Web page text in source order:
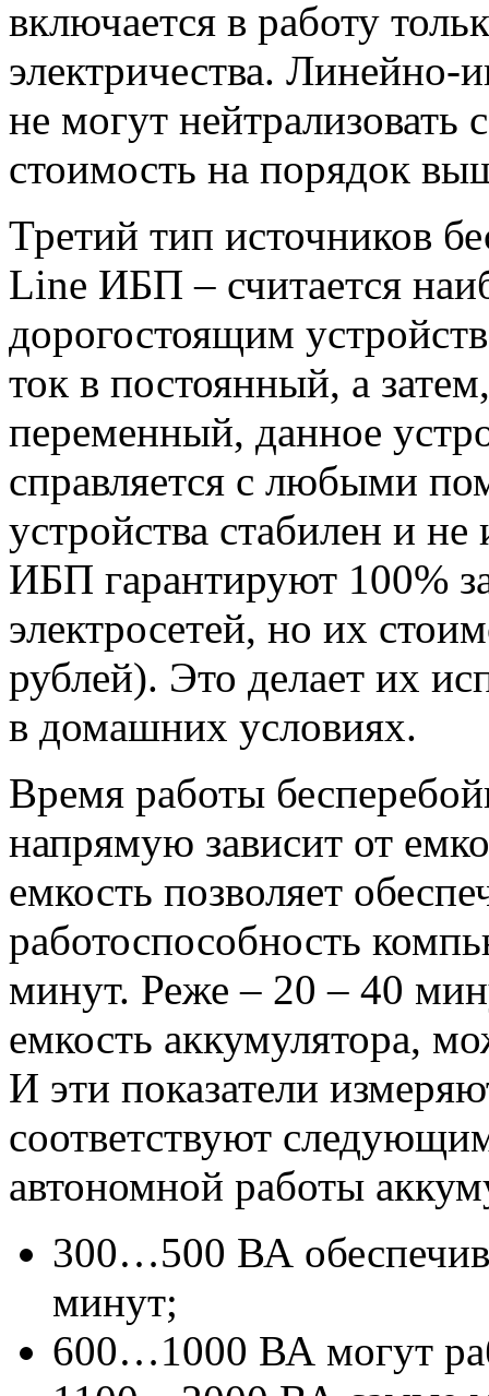
включается в работу
электричества. Линейно-
не могут нейтрализовать
стоимость на порядок
Третий тип источников
Line ИБП – считается
дорогостоящим
ток в постоянный, а
переменный, данное
справляется с любыми
устройства стабилен и
ИБП гарантируют 100%
электросетей, но их
рублей). Это делает их
в домашних условиях.
Время работы
напрямую зависит от
емкость позволяет
работоспособность
минут. Реже – 20 – 40
емкость аккумулятора,
И эти показатели
соответствуют
автономной работы
300…500 ВА
минут;
600…1000 ВА могут